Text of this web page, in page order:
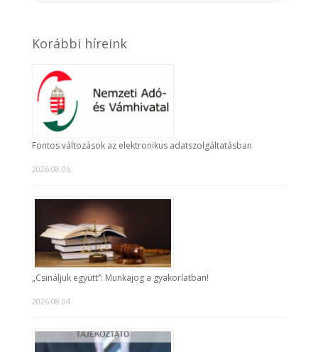
Korábbi híreink
Fontos változások az elektronikus adatszolgáltatásban
2026.08.05.
„Csináljuk együtt”: Munkajog a gyakorlatban!
2026.08.04.